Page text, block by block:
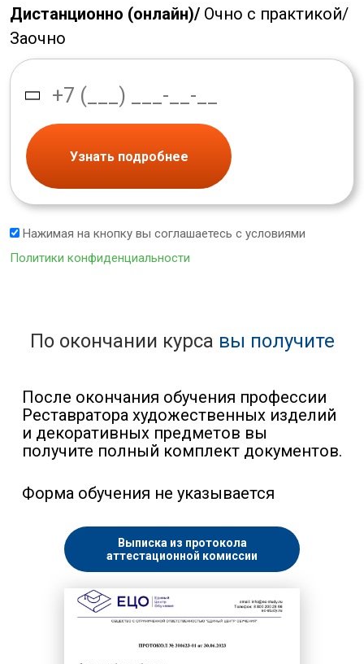
Дистанционно (онлайн)/ Очно с практикой/
Заочно
Узнать подробнее
Нажимая на кнопку вы соглашаетесь с условиями
Политики конфиденциальности
По окончании курса вы получите
После окончания обучения профессии
Реставратора художественных изделий
и декоративных предметов вы
получите полный комплект документов.
Форма обучения не указывается
Выписка из протокола
аттестационной комиссии